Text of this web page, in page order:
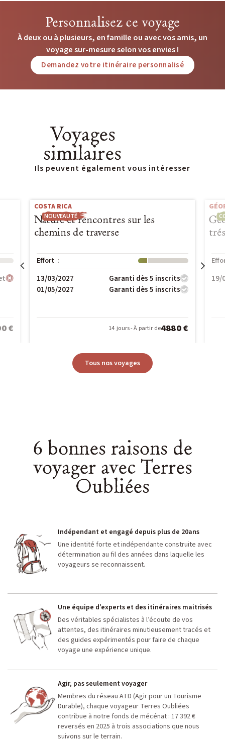
Personnalisez ce voyage
À deux ou à plusieurs, en famille ou avec vos amis, un
voyage sur-mesure selon vos envies !
Demandez votre itinéraire personnalisé
Voyages
similaires
Ils peuvent également vous intéresser
€
NOUVEAUTÉ
COSTA RICA
Nature et rencontres sur les
chemins de traverse
Effort :
13/03/2027
Garanti dès 5 inscrits
01/05/2027
Garanti dès 5 inscrits
14 jours - À partir de4880 €
19/
Tous nos voyages
6 bonnes raisons de
voyager avec Terres
Oubliées
Indépendant et engagé depuis plus de 20ans
Une identité forte et indépendante construite avec
détermination au fil des années dans laquelle les
voyageurs se reconnaissent.
Une équipe d’experts et des itinéraires maitrisés
Des véritables spécialistes à l’écoute de vos
attentes, des itinéraires minutieusement tracés et
des guides expérimentés pour faire de chaque
voyage une expérience unique.
Agir, pas seulement voyager
Membres du réseau ATD (Agir pour un Tourisme
Durable), chaque voyageur Terres Oubliées
contribue à notre fonds de mécénat : 17 392 €
reversés en 2025 à trois associations que nous
suivons sur le terrain.